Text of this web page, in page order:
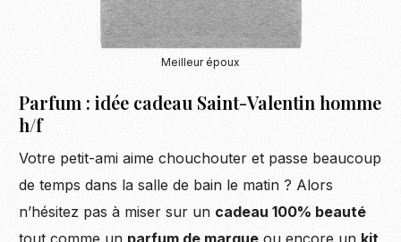
Meilleur époux
Parfum : idée cadeau Saint-Valentin homme
h/f
Votre petit-ami aime chouchouter et passe beaucoup
de temps dans la salle de bain le matin ? Alors
n’hésitez pas à miser sur un cadeau 100% beauté
tout comme un parfum de marque ou encore un kit